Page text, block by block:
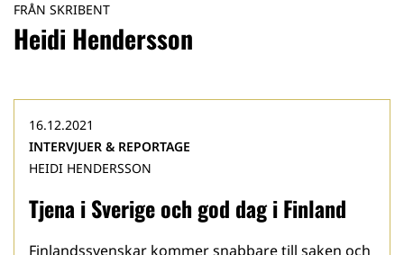
FRÅN SKRIBENT
Heidi Hendersson
Tjena i Sverige och god dag i Finland
16.12.2021
INTERVJUER & REPORTAGE
HEIDI HENDERSSON
Finlandssvenskar kommer snabbare till saken och